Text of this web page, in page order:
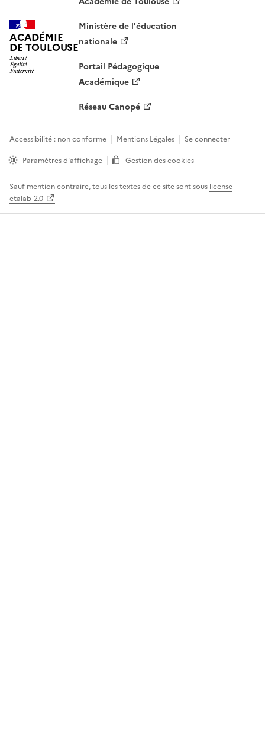
ACADÉMIE
DE TOULOUSE
Ministère de l'éducation
nationale
Portail Pédagogique
Académique
Réseau Canopé
Accessibilité : non conforme Mentions Légales
Se connecter
Paramètres d'affichage
Gestion des cookies
Sauf mention contraire, tous les textes de ce site sont sous license
etalab-2.0